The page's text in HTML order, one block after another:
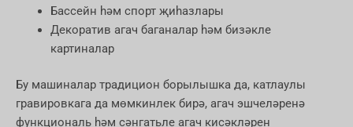
Бассейн һәм спорт җиһазлары
Декоратив агач баганалар һәм бизәкле
картиналар
Бу машиналар традицион борылышка да, катлаулы
гравировкага да мөмкинлек бирә, агач эшчеләренә
функциональ һәм сәнгатьле агач кисәкләрен